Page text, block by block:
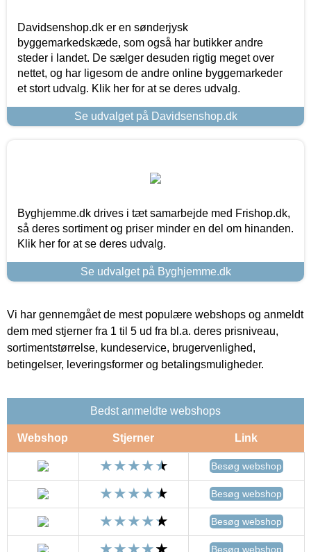
Davidsenshop.dk er en sønderjysk
byggemarkedskæde, som også har butikker andre
steder i landet. De sælger desuden rigtig meget over
nettet, og har ligesom de andre online byggemarkeder
et stort udvalg. Klik her for at se deres udvalg.
Se udvalget på Davidsenshop.dk
Byghjemme.dk drives i tæt samarbejde med Frishop.dk,
så deres sortiment og priser minder en del om hinanden.
Klik her for at se deres udvalg.
Se udvalget på Byghjemme.dk
Vi har gennemgået de mest populære webshops og anmeldt
dem med stjerner fra 1 til 5 ud fra bl.a. deres prisniveau,
sortimentstørrelse, kundeservice, brugervenlighed,
betingelser, leveringsformer og betalingsmuligheder.
Bedst anmeldte webshops
Webshop Stjerner Link
Besøg webshop
Besøg webshop
Besøg webshop
Besøg webshop